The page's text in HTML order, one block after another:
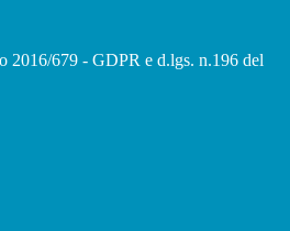
2016/679 - GDPR e d.lgs. n.196 del